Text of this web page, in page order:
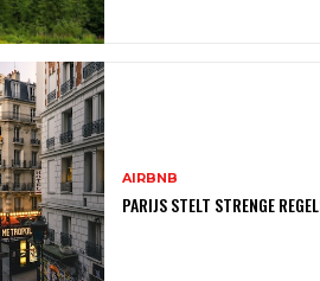
AIRBNB
PARIJS STELT STRENGE